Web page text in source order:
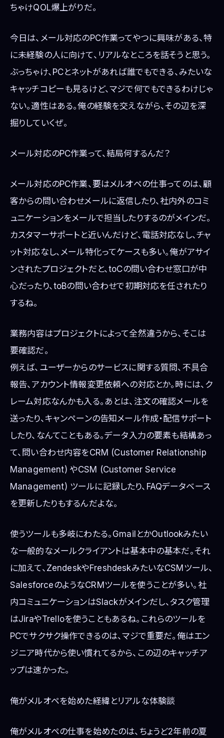
ちゃけQOL爆上がりだ。
今日は、メール対応のPC作業ってやつに興味がある、特
に未経験の人に向けて、リアルなところを話そうと思う。
ぶっちゃけ、PCとネットがあれば誰でもできる、みたいな
キャッチコピーも見るけど、マジで何でもできるわけじゃ
ない。適性はある。俺の経験を交えながら、その辺を深
掘りしていくぜ。
メール対応のPC作業って、結局何するんだ？
メール対応のPC作業、要はメルオペの仕事ってのは、顧
客からの問い合わせメールに返信したり、社内外のコミ
ュニケーションをメールで担当したりするのがメインだ。
カスタマーサポートと近いんだけど、電話対応なし、チャ
ット対応なし、メール特化ってケースも多い。俺がアサイ
ンされたプロジェクトだと、toCの問い合わせ窓口が中
心だったり、toBの問い合わせで初期対応を任されたり
するね。
業務内容はプロジェクトによって全然違うから、そこは
要確認だ。
例えば、ユーザーからのサービスに関する質問、不具合
報告、アカウント情報変更依頼への対応とか。時には、ク
レーム対応なんかも入る。あとは、注文の確認メールを
送ったり、キャンペーンの告知メール作成・配信サポート
したり、なんてこともある。データ入力の要素も結構あっ
て、問い合わせ内容をCRM (Customer Relationship
Management) やCSM (Customer Service
Management) ツールに記録したり、FAQデータベース
を更新したりもするんだよな。
使うツールも多岐にわたる。GmailとかOutlookみたい
な一般的なメールクライアントは基本中の基本だ。それ
に加えて、ZendeskやFreshdeskみたいなCSMツール、
SalesforceのようなCRMツールを使うことが多い。社
内コミュニケーションはSlackがメインだし、タスク管理
はJiraやTrelloを使うこともあるね。これらのツールを
PCでサクサク操作できるのは、マジで重要だ。俺はエン
ジニア時代から使い慣れてるから、この辺のキャッチア
ップは速かった。
俺がメルオペを始めた経緯とリアルな体験談
俺がメルオペの仕事を始めたのは、ちょうど2年前の夏